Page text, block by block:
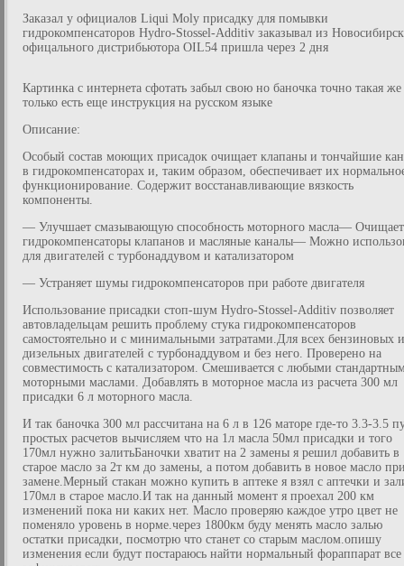
Заказал у официалов Liqui Moly присадку для помывки
гидрокомпенсаторов Hydro-Stossel-Additiv заказывал из
офицального дистрибьютора OIL54 пришла через 2 дня
Картинка с интернета сфотать забыл свою но баночка точно такая же
только есть еще инструкция на русском языке
Описание:
Особый состав моющих присадок очищает клапаны и тончайшие
в гидрокомпенсаторах и, таким образом, обеспечивает их
функционирование. Содержит восстанавливающие вязкость
компоненты.
— Улучшает смазывающую способность моторного масла— Очищает
гидрокомпенсаторы клапанов и масляные каналы— Можно
для двигателей с турбонаддувом и катализатором
— Устраняет шумы гидрокомпенсаторов при работе двигателя
Использование присадки стоп-шум Hydro-Stossel-Additiv позволяет
автовладельцам решить проблему стука гидрокомпенсаторов
самостоятельно и с минимальными затратами.Для всех бензиновых и
дизельных двигателей с турбонаддувом и без него. Проверено на
совместимость с катализатором. Смешивается с любыми
моторными маслами. Добавлять в моторное масла из расчета 300 мл
присадки 6 л моторного масла.
И так баночка 300 мл рассчитана на 6 л в 126 маторе где-то 3.3-3.5
простых расчетов вычисляем что на 1л масла 50мл присадки и того
170мл нужно залитьБаночки хватит на 2 замены я решил добавить в
старое масло за 2т км до замены, а потом добавить в новое масло
замене.Мерный стакан можно купить в аптеке я взял с аптечки и
170мл в старое масло.И так на данный момент я проехал 200 км
изменений пока ни каких нет. Масло проверяю каждое утро цвет не
поменяло уровень в норме.через 1800км буду менять масло залью
остатки присадки, посмотрю что станет со старым маслом.опишу
изменения если будут постараюсь найти нормальный фораппарат все